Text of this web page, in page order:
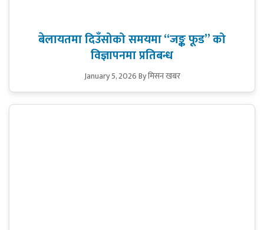
बेलायतमा दिउँसोको समयमा “जङ्क फूड” को
विज्ञापनमा प्रतिबन्ध
January 5, 2026By मिसन खबर